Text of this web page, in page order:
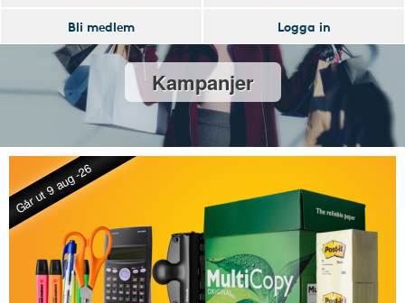
Bli medlem
Logga in
Kampanjer
Går ut 9 aug -26